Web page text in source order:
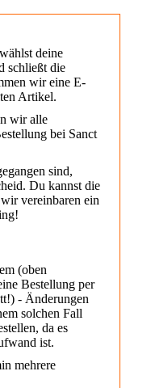
deine
schließt die
wir eine E-
Artikel.
wir alle
bei Sanct
sind,
Du kannst die
vereinbaren ein
(oben
Bestellung per
- Änderungen
solchen Fall
da es
ist.
mehrere